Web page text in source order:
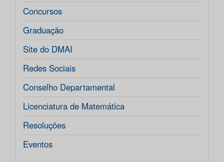
Concursos
Graduação
Site do DMAI
Redes Sociais
Conselho Departamental
Licenciatura de Matemática
Resoluções
Eventos